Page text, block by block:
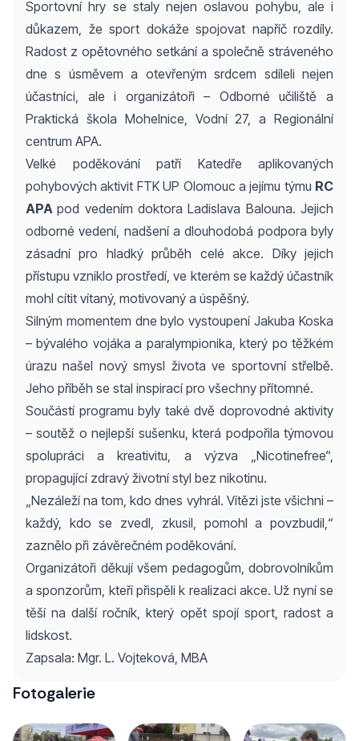
Sportovní hry se staly nejen oslavou pohybu, ale i
důkazem, že sport dokáže spojovat napříč rozdíly.
Radost z opětovného setkání a společně stráveného
dne s úsměvem a otevřeným srdcem sdíleli nejen
účastníci, ale i organizátoři – Odborné učiliště a
Praktická škola Mohelnice, Vodní 27, a Regionální
centrum APA.
Velké poděkování patří Katedře aplikovaných
pohybových aktivit FTK UP Olomouc a jejímu týmu RC
APA pod vedením doktora Ladislava Balouna. Jejich
odborné vedení, nadšení a dlouhodobá podpora byly
zásadní pro hladký průběh celé akce. Díky jejich
přístupu vzniklo prostředí, ve kterém se každý účastník
mohl cítit vítaný, motivovaný a úspěšný.
Silným momentem dne bylo vystoupení Jakuba Koska
– bývalého vojáka a paralympionika, který po těžkém
úrazu našel nový smysl života ve sportovní střelbě.
Jeho příběh se stal inspirací pro všechny přítomné.
Součástí programu byly také dvě doprovodné aktivity
– soutěž o nejlepší sušenku, která podpořila týmovou
spolupráci a kreativitu, a výzva „Nicotinefree“,
propagující zdravý životní styl bez nikotinu.
„Nezáleží na tom, kdo dnes vyhrál. Vítězi jste všichni –
každý, kdo se zvedl, zkusil, pomohl a povzbudil,“
zaznělo při závěrečném poděkování.
Organizátoři děkují všem pedagogům, dobrovolníkům
a sponzorům, kteří přispěli k realizaci akce. Už nyní se
těší na další ročník, který opět spojí sport, radost a
lidskost.
Zapsala: Mgr. L. Vojteková, MBA
Fotogalerie